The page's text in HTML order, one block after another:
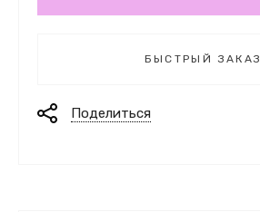
БЫСТРЫЙ ЗАКАЗ
Поделиться